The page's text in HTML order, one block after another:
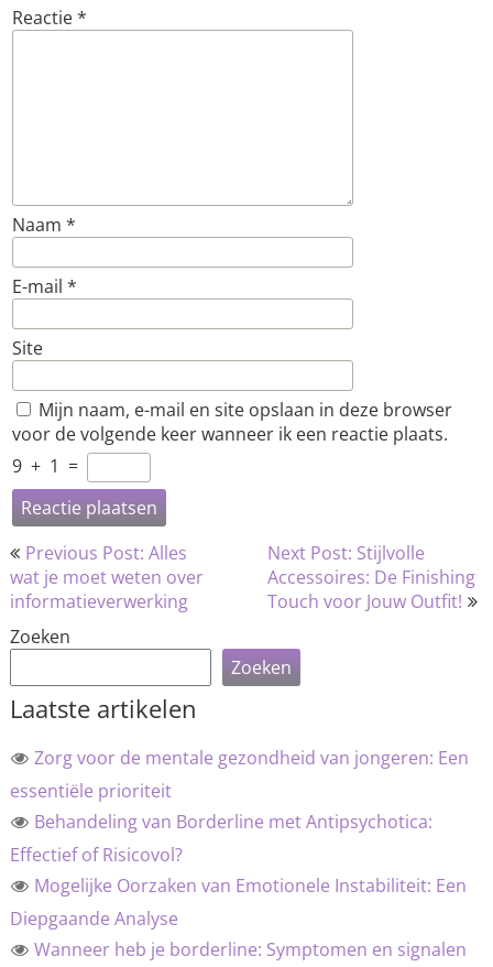
Reactie*
Naam *
E-mail *
Site
Mijn naam, e-mail en site opslaan in deze browser
voor de volgende keer wanneer ik een reactie plaats.
9 + 1 =
Bericht
navigatie
Previous Post: Alles
wat je moet weten over
informatieverwerking
Next Post: Stijlvolle
Accessoires: De Finishing
Touch voor Jouw Outfit!
Zoeken
Zoeken
Laatste artikelen
Zorg voor de mentale gezondheid van jongeren: Een
essentiële prioriteit
Behandeling van Borderline met Antipsychotica:
Effectief of Risicovol?
Mogelijke Oorzaken van Emotionele Instabiliteit: Een
Diepgaande Analyse
Wanneer heb je borderline: Symptomen en signalen